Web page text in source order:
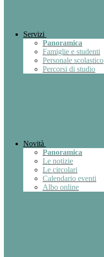
Servizi
Panoramica
Famiglie e studenti
Personale scolastico
Percorsi di studio
Novità
Panoramica
Le notizie
Le circolari
Calendario eventi
Albo online